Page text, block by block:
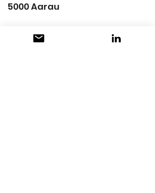
5000 Aarau
+41 62 837 57 00
contact@procure.ch